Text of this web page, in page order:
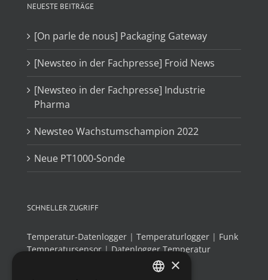
NEUESTE BEITRÄGE
[On parle de nous] Packaging Gateway
[Newsteo in der Fachpresse] Froid News
[Newsteo in der Fachpresse] Industrie
Pharma
Newsteo Wachstumschampion 2022
Neue PT1000-Sonde
SCHNELLER ZUGRIFF
Temperatur-Datenlogger | Temperaturlogger | Funk
Temperatursensor|Datenlogger Temperatur
Thermo-Hygrometer
×